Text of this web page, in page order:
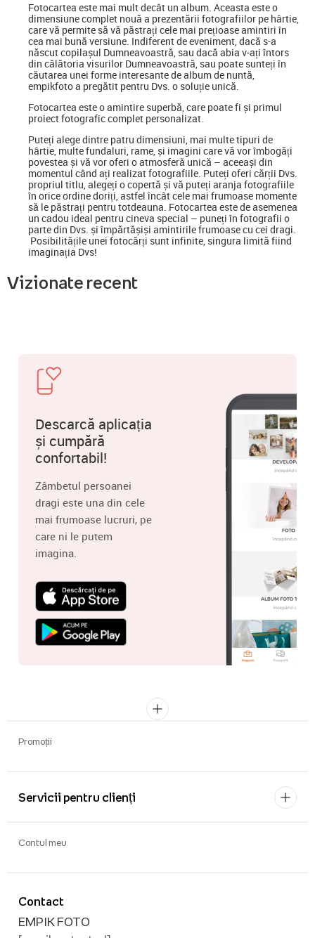
Fotocartea este mai mult decât un album. Aceasta este o
dimensiune complet nouă a prezentării fotografiilor pe hârtie,
care vă permite să vă păstrați cele mai prețioase amintiri în
cea mai bună versiune. Indiferent de eveniment, dacă s-a
născut copilașul Dumneavoastră, sau dacă abia v-ați întors
din călătoria visurilor Dumneavoastră, sau poate sunteți în
căutarea unei forme interesante de album de nuntă,
empikfoto a pregătit pentru Dvs. o soluție unică.
Fotocartea este o amintire superbă, care poate fi și primul
proiect fotografic complet personalizat.
Puteți alege dintre patru dimensiuni, mai multe tipuri de
hârtie, multe fundaluri, rame, și imagini care vă vor îmbogăți
povestea și vă vor oferi o atmosferă unică – aceeași din
momentul când ați realizat fotografiile. Puteți oferi cărții Dvs.
propriul titlu, alegeți o copertă și vă puteți aranja fotografiile
în orice ordine doriți, astfel încât cele mai frumoase momente
să le păstrați pentru totdeauna. Fotocartea este de asemenea
un cadou ideal pentru cineva special – puneți în fotografii o
parte din Dvs. și împărtășiși amintirile frumoase cu cei dragi.
Posibilitățile unei fotocărți sunt infinite, singura limită fiind
imaginația Dvs!
Vizionate recent
Descarcă aplicația
și cumpără
confortabil!
Zâmbetul persoanei
dragi este una din cele
mai frumoase lucruri, pe
care ni le putem
imagina.
Promoții
Servicii pentru clienți
Contact
EMPIK FOTO
Contul meu